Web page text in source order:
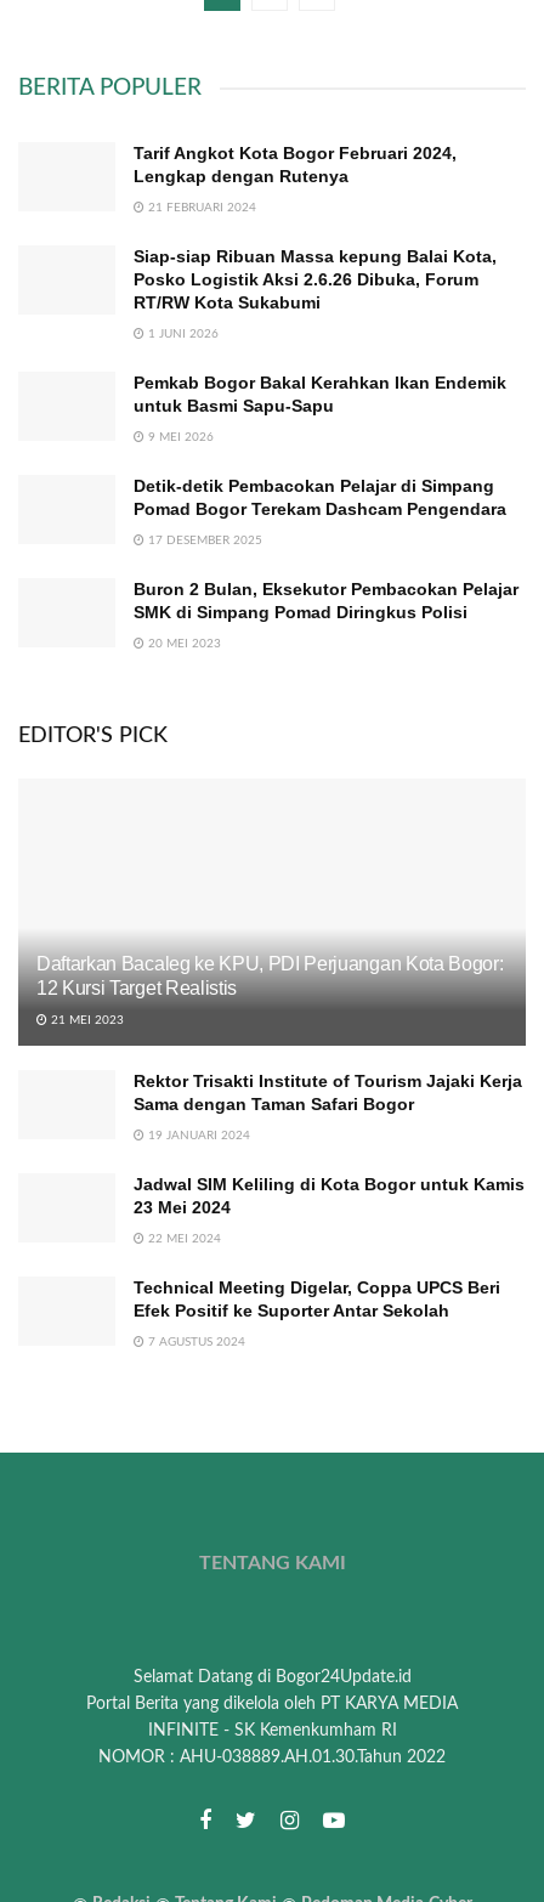
BERITA POPULER
Tarif Angkot Kota Bogor Februari 2024,
Lengkap dengan Rutenya
21 FEBRUARI 2024
Siap-siap Ribuan Massa kepung Balai Kota,
Posko Logistik Aksi 2.6.26 Dibuka, Forum
RT/RW Kota Sukabumi
1 JUNI 2026
Pemkab Bogor Bakal Kerahkan Ikan Endemik
untuk Basmi Sapu-Sapu
9 MEI 2026
Detik-detik Pembacokan Pelajar di Simpang
Pomad Bogor Terekam Dashcam Pengendara
17 DESEMBER 2025
Buron 2 Bulan, Eksekutor Pembacokan Pelajar
SMK di Simpang Pomad Diringkus Polisi
20 MEI 2023
EDITOR'S PICK
Daftarkan Bacaleg ke KPU, PDI Perjuangan Kota Bogor:
12 Kursi Target Realistis
21 MEI 2023
Rektor Trisakti Institute of Tourism Jajaki Kerja
Sama dengan Taman Safari Bogor
19 JANUARI 2024
Jadwal SIM Keliling di Kota Bogor untuk Kamis
23 Mei 2024
22 MEI 2024
Technical Meeting Digelar, Coppa UPCS Beri
Efek Positif ke Suporter Antar Sekolah
7 AGUSTUS 2024
TENTANG KAMI
Selamat Datang di Bogor24Update.id
Portal Berita yang dikelola oleh PT KARYA MEDIA
INFINITE - SK Kemenkumham RI
NOMOR : AHU-038889.AH.01.30.Tahun 2022